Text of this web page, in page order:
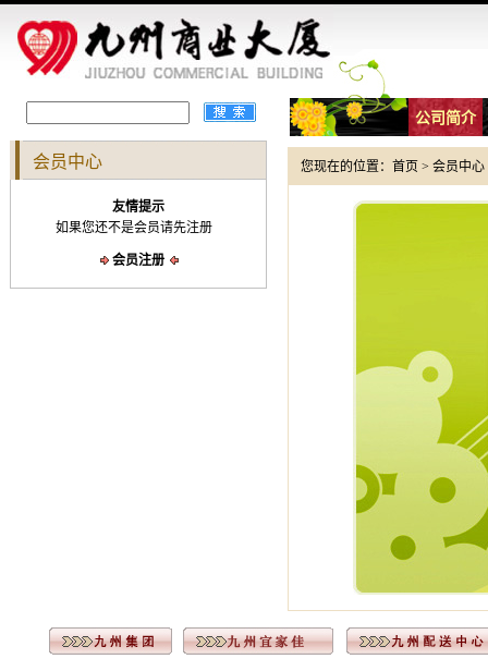
公司简介
会员中心
友情提示
如果您还不是会员请先注册
会员注册
您现在的位置： 首页 > 会员中心